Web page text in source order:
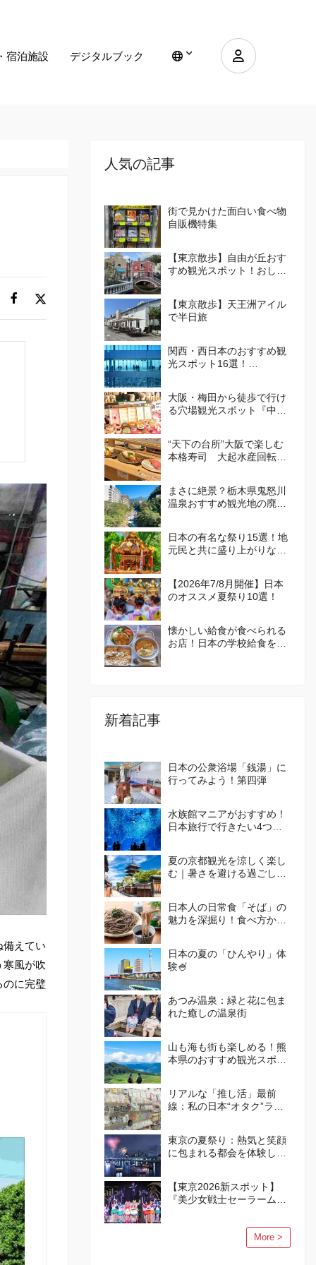
宿泊施設 デジタルブック
備えてい
寒風が吹
のに完璧
人気の記事
街で見かけた面白い食べ物
自販機特集
【東京散歩】自由が丘おす
すめ観光スポット！おしゃ
【東京散歩】天王洲アイル
で半日旅
関西・西日本のおすすめ観
光スポット16選！
4
大阪・梅田から徒歩で行け
る穴場観光スポット『中崎
策しよう
“天下の台所”大阪で楽しむ
本格寿司 大起水産回転寿
まさに絶景？栃木県鬼怒川
温泉おすすめ観光地の廃墟
日本の有名な祭り15選！地
元民と共に盛り上がりなが
【2026年7/8月開催】日本
のオススメ夏祭り10選！
懐かしい給食が食べられる
お店！日本の学校給食を体
新着記事
日本の公衆浴場「銭湯」に
行ってみよう！第四弾
水族館マニアがおすすめ！
日本旅行で行きたい4つの
夏の京都観光を涼しく楽し
む｜暑さを避ける過ごし方
日本人の日常食「そば」の
魅力を深掘り！食べ方から
日本の夏の「ひんやり」体
験🍧
あつみ温泉：緑と花に包ま
れた癒しの温泉街
山も海も街も楽しめる！熊
本県のおすすめ観光スポッ
リアルな「推し活」最前
線：私の日本“オタク”ライ
東京の夏祭り：熱気と笑顔
に包まれる都会を体験しよ
【東京2026新スポット】
『美少女戦士セーラームー
More >